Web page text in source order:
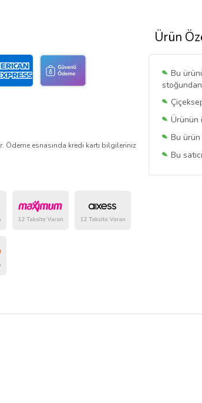
Ürün
Bu
Ürünün
Bu ürün
Bu
Bu
esnasında kredi kartı bilgileriniz